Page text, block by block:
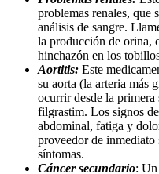
problemas renales, que
análisis de sangre.
la producción de orina,
hinchazón en los
Aortitis: Este
su aorta (la arteria más
ocurrir desde la
filgrastim. Los signos
abdominal, fatiga y
proveedor de inmediato
síntomas.
Cáncer secundario: Un